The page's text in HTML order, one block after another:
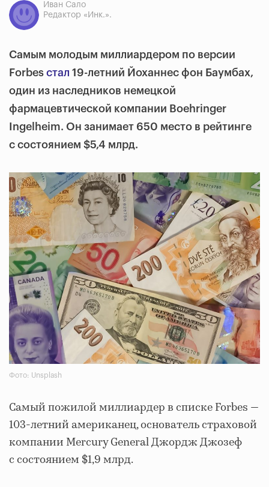
Иван Сало
Редактор «Инк.».
Самым молодым миллиардером по версии
Forbes стал 19-летний Йоханнес фон Баумбах,
один из наследников немецкой
фармацевтической компании Boehringer
Ingelheim. Он занимает 650 место в рейтинге
с состоянием $5,4 млрд.
Фото: Unsplash
Самый пожилой миллиардер в списке Forbes —
103-летний американец, основатель страховой
компании Mercury General Джордж Джозеф
с состоянием $1,9 млрд.